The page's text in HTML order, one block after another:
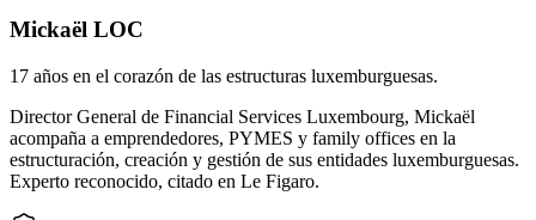
Mickaël LOC
17 años en el corazón de las estructuras luxemburguesas.
Director General de Financial Services Luxembourg, Mickaël
acompaña a emprendedores, PYMES y family offices en la
estructuración, creación y gestión de sus entidades luxemburguesas.
Experto reconocido, citado en Le Figaro.